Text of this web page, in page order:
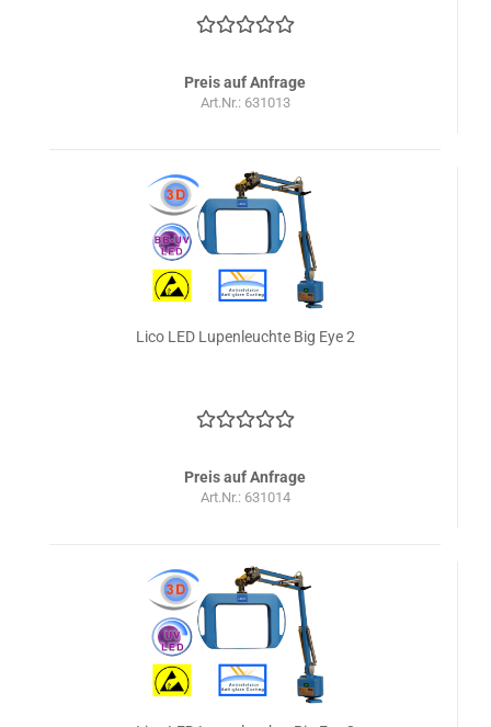
Preis auf Anfrage
Art.Nr.: 631013
Lico LED Lupenleuchte Big Eye 2
Preis auf Anfrage
Art.Nr.: 631014